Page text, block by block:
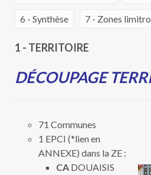
6 - Synthèse 7 - Zones
1 - TERRITOIRE
DÉCOUPAGE
71 Communes
1 EPCI (*lien en
ANNEXE) dans la ZE :
CA DOUAISIS